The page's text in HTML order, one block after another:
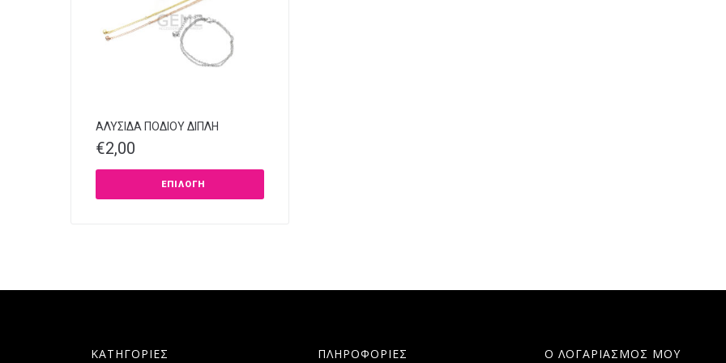
ΑΛΥΣΙΔΑ ΠΟΔΙΟΥ ΔΙΠΛΗ
€2,00
ΕΠΙΛΟΓΉ
ΚΑΤΗΓΟΡΙΕΣ ΠΛΗΡΟΦΟΡΙΕΣ Ο ΛΟΓΑΡΙΑΣΜΟΣ ΜΟΥ